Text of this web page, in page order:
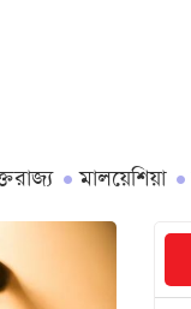
মালয়েশিয়া